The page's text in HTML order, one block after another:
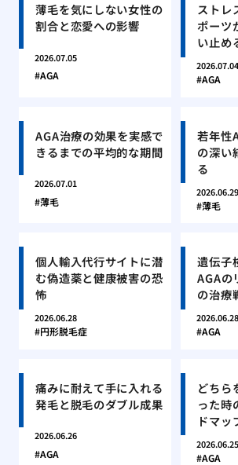
薄毛を気にしない女性の
割合と恋愛への影響
2026.07.05
AGA
ストレ
ポーツ
い止め
2026.07.04
AGA
AGA治療の効果を実感で
きるまでの平均的な期間
2026.07.01
薄毛
若年性
の深い
る
2026.06.29
薄毛
個人輸入代行サイトに潜
む偽造薬と健康被害の恐
怖
2026.06.28
円形脱毛症
遺伝子
AGAの
の治療
2026.06.28
AGA
痛みに耐えて手に入れる
発毛と脱毛のダブル成果
2026.06.26
AGA
どちら
った時
ドマッ
2026.06.25
AGA